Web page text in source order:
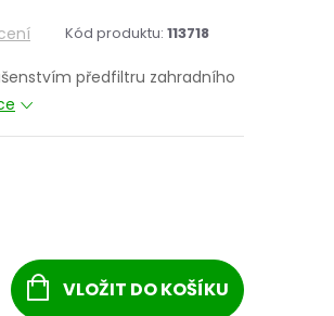
Kód produktu: 113718
předfiltru zahradního
VLOŽIT DO KOŠÍKU